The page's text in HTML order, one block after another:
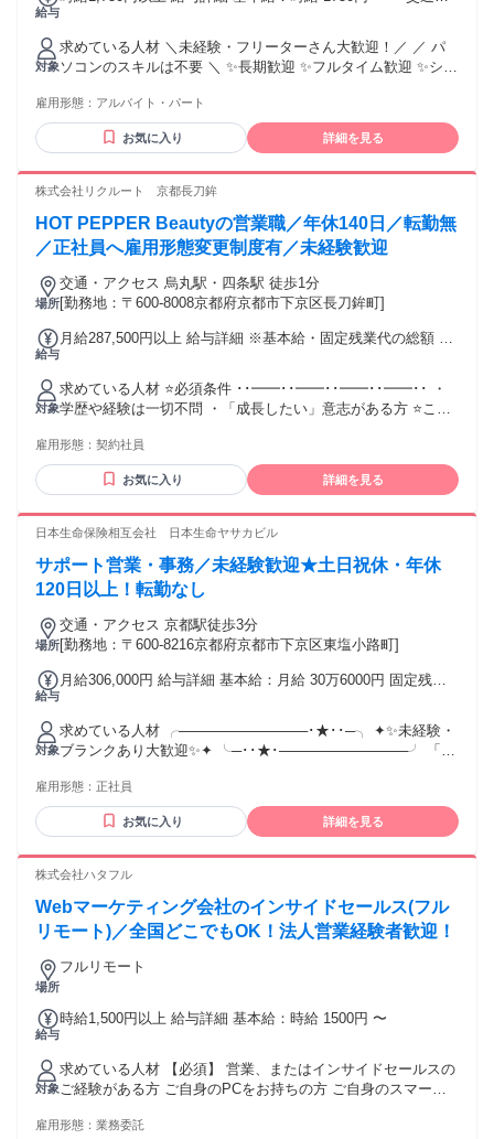
給与
★ ┗実績・稼働状況により 時給＋250円の昇給の場合あり♪
★歩合あり★ ┗月平均10万円の実績あり ┗効率よく稼げる♪
驚異の還元率35％！ ╭━━━━━━━━━━━━━━━━╮
3ヶ月ごとに時給の見直しあり！！ 頑張りはしっかり評価され
╰━━━━━━━━━━━━━━━━╯
対象
求めている人材 ＼未経験・フリーターさん大歓迎！／ ／ パ
ソコンのスキルは不要 ＼ ✨長期歓迎 ✨フルタイム歓迎 ✨シフ
─┘─┘─┘─┘─┘─┘─┘─┘─┘ 【必須条件】 月80時間以上の勤
務が可能な方 （目安：1日5〜7時間程度の勤務） 「しっかり
働いて安定した収入を得たい」 という方にピッタリの環境で
す！】 ⭐未経験・バイトデビューの方 丁寧な研修があるた
方（即戦力として優遇！） コールセンターや営業の経験があ
る方は、 ぜひ前職の内容を教えてください！ ⭐フリーター歓
を応援します。 ⭐主婦・主夫歓迎 無理なく働きたい方も 育児
が落ち着いたからフルで働きたい方 どちらにもおすすめ◎ ⭐
─┘─┘─┘─┘─┘─┘─┘─┘─┘ 【PCスキル・髪型について】 PC
力ができる」程度でOKです◎ 自分らしいスタイルで働ける★
髪型・髪色自由！ 「バイトの為に黒染め…」 そんな必要はあ
た。 ネイルOK！ オシャレを楽しみながら、 あなたらしく活
躍してくださいね♪♪ ─┘─┘─┘─┘─┘─┘─┘─┘─┘
雇用形態： アルバイト・パート
お気に入り 詳細を見る
株式会社リクルート 京都長刀鉾
HOT PEPPER Beautyの営業職／年休140日／転勤無
／正社員へ雇用形態変更制度有／未経験歓迎
場所
交通・アクセス 烏丸駅・四条駅 徒歩1分
[勤務地：〒600-8008京都府京都市下京区長刀鉾町]
給与
月給287,500円以上 給与詳細 ※基本給・固定残業代の総額 基
4920円 〜（固定残業時間：1ヶ月あたり35時間） 固定残業時
間を超えた勤務時間については別途残業代を支給する 【一律
手当】 全員に一律で支払われる通勤・皆勤・家族手当金額：
なし 全員に一律で支払われるその他手当金額：なし 【給与】
月） ※賞与は年2回の考課（4月・10月）、 全社の業績によっ
て変動。 ※固定手当には月あたり35時間までの 超過勤務手当
を含む。 【賞与】 賞与：4～9月在籍分を12月、 10～3月在籍
分を6月に支給。 ※対象期間中の在籍日数で、 按分した金額
を支給。 ※昇給昇格や業績に応じたインセンティブあり
対象
求めている人材 ⭐必須条件 ･･━━･･━━･･━━･･━━･･ ・
学歴や経験は一切不問 ・「成長したい」意志がある方 ⭐こん
勢があり、 素直に吸収できる方 ・主体的に考え、行動できる
方 ・3年間で自信をつけたい、 スキルを身に付けたい方 ・ビ
ジネスの最前線で 実践的な経験を積みたい方 ・美容やサロン
という想いのある方 ・学生時代（課外活動や部活動、 アルバ
る方 ⭐こんな経験をお持ちの方も活躍中 ･･━━･･━━･･
━━･･━━･･ 入社者の半数以上が、営業未経験からの スター
ッフ、学校教員や 保育士など、先輩たちの前職は様々。 それ
ぞれがこれまでのご経験を活かして、 第一線で活躍しており
ルートで新しい チャレンジをしていきましょう！
雇用形態： 契約社員
お気に入り 詳細を見る
日本生命保険相互会社 日本生命ヤサカビル
サポート営業・事務／未経験歓迎★土日祝休・年休
120日以上！転勤なし
場所
交通・アクセス 京都駅徒歩3分
[勤務地：〒600-8216京都府京都市下京区東塩小路町]
給与
月給306,000円 給与詳細 基本給：月給 30万6000円 固定残業
家族手当金額：なし 全員に一律で支払われるその他手当金
額：なし 【初任給】 月給30.6万円 ＋賞与(年2回) ※近畿の場
合
対象
求めている人材 ╭─────────────･★･･─╮ ✦✨未経験・
ブランクあり大歓迎✨✦ ╰─･･★･─────────────╯ 「当
験者を積極的に採用しています！ ＼こんな方大歓迎です！／
・子育てや介護などでブランクがある方 ・主婦（主夫）の方
・正社員経験がない方 【応募条件】 ✅ 高卒以上 ✅ 満65歳未
り！】 ・地元・愛着のある地域で働きたい方 ・人に感謝され
職さまざまな方が活躍中！】 未経験からスタートした方も多
数！ 以下のようなご経験をお持ちの方が活躍しています✨ ・
ル、 キッチンスタッフ、飲食店店員、 介護職、看護師、保育
に チャレンジしたい方歓迎 ・子どもの就学に合わせて復帰し
たい方 も歓迎 「今の自分でも挑戦できるかもしれない」
を、私たちは全力で応援します✨ あなたの“はじめの一歩”を、
安心して踏み出せる職場です♪
雇用形態： 正社員
お気に入り 詳細を見る
株式会社ハタフル
Webマーケティング会社のインサイドセールス(フル
リモート)／全国どこでもOK！法人営業経験者歓迎！
場所
フルリモート
給与
時給1,500円以上 給与詳細 基本給：時給 1500円 〜
対象
求めている人材 【必須】 営業、またはインサイドセールスの
ご経験がある方 ご自身のPCをお持ちの方 ご自身のスマート
ある方 PCの基本操作（Word・Excel・メール）ができる方 ＼
雇用形態： 業務委託